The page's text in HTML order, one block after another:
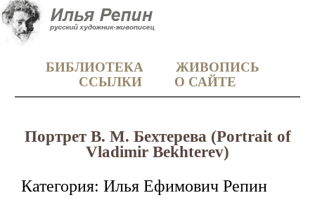
БИБЛИОТЕКА
ЖИВОПИСЬ
ССЫЛКИ
О САЙТЕ
Портрет В. М. Бехтерева (Portrait of
Vladimir Bekhterev)
Категория: Илья Ефимович Репин